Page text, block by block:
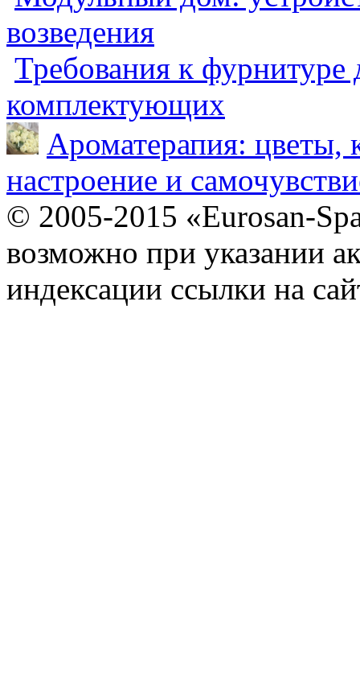
возведения
Требования к фурнитуре
комплектующих
Ароматерапия: цветы,
настроение и
© 2005-2015 «Eurosan-
возможно при указании
индексации ссылки на